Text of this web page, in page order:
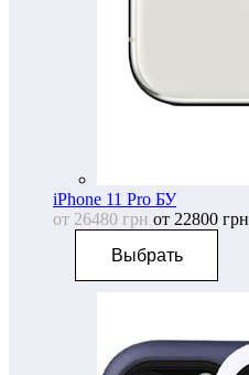
iPhone 11 Pro БУ
от 26480 грн от 22800 грн
Выбрать